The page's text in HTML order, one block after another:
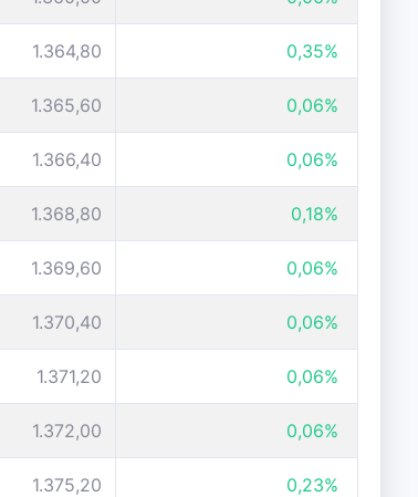
1.364,80 0,35%
1.365,60 0,06%
1.366,40 0,06%
1.368,80 0,18%
1.369,60 0,06%
1.370,40 0,06%
1.371,20 0,06%
1.372,00 0,06%
1.375,20 0,23%